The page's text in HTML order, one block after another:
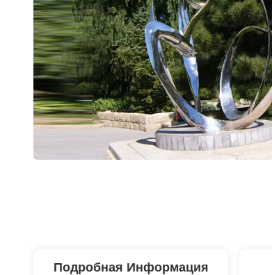
Подробная Информация